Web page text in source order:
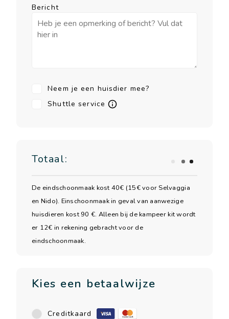
Bericht
Neem je een huisdier mee?
Shuttle service
Totaal:
De eindschoonmaak kost 40€ (15€ voor Selvaggia
en Nido). Einschoonmaak in geval van aanwezige
huisdieren kost 90 €. Alleen bij de kampeer kit wordt
er 12€ in rekening gebracht voor de
eindschoonmaak.
Kies een betaalwijze
Creditkaard